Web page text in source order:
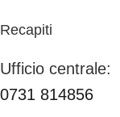
Recapiti
Ufficio centrale:
0731 814856